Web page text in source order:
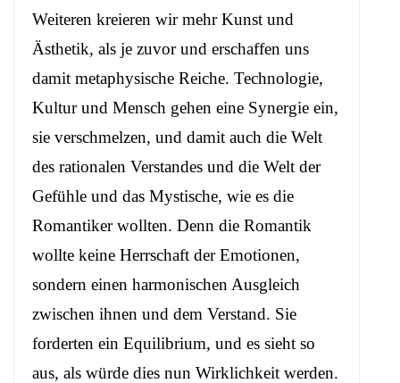
Weiteren kreieren wir mehr Kunst und
Ästhetik, als je zuvor und erschaffen uns
damit metaphysische Reiche. Technologie,
Kultur und Mensch gehen eine Synergie ein,
sie verschmelzen, und damit auch die Welt
des rationalen Verstandes und die Welt der
Gefühle und das Mystische, wie es die
Romantiker wollten. Denn die Romantik
wollte keine Herrschaft der Emotionen,
sondern einen harmonischen Ausgleich
zwischen ihnen und dem Verstand. Sie
forderten ein Equilibrium, und es sieht so
aus, als würde dies nun Wirklichkeit werden.